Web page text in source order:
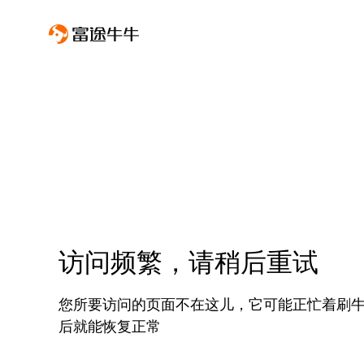
访问频繁，请稍后重试
您所要访问的页面不在这儿，它可能正忙着刷
后就能恢复正常